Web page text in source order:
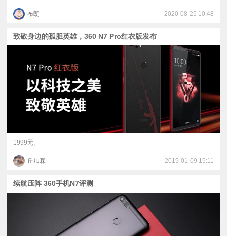
评
测
普
验
布朗 2020-08-25 10:48
致敬身边的孤胆英雄，360 N7 Pro红衣版发布
1999元。
丘加森 2019-01-09 15:11
续航压阵 360手机N7评测